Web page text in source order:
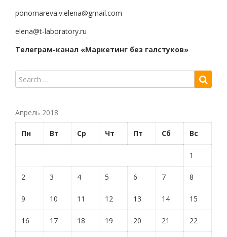
ponomareva.v.elena@gmail.com
elena@t-laboratory.ru
Телеграм-канал «Маркетинг без галстуков»
Апрель 2018
Пн Вт Ср Чт Пт Сб Вс
1
2 3 4 5 6 7 8
9 10 11 12 13 14 15
16 17 18 19 20 21 22